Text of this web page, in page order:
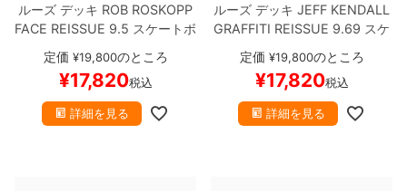
ルーズ デッキ ROB ROSKOPP
FACE REISSUE 9.5 スケートボ
定価 ¥19,800のところ
¥17,820税込
詳細を見る
ルーズ デッキ JEFF KENDALL
GRAFFITI REISSUE 9.69 スケ
ートボード スケボー
定価 ¥19,800のところ
¥17,820税込
詳細を見る